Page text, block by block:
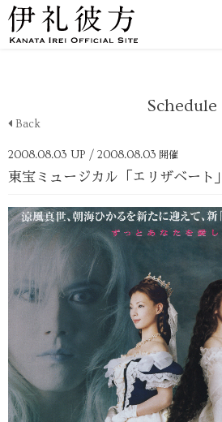
Schedule
Back
2008.08.03 UP / 2008.08.03 開催
東宝ミュージカル「エリザベート」